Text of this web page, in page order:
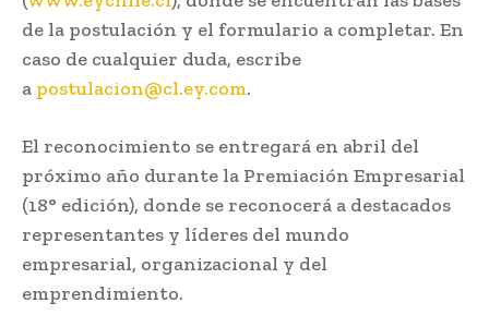
de la postulación y el formulario a completar. En
caso de cualquier duda, escribe
a postulacion@cl.ey.com.
El reconocimiento se entregará en abril del
próximo año durante la Premiación Empresarial
(18° edición), donde se reconocerá a destacados
representantes y líderes del mundo
empresarial, organizacional y del
emprendimiento.